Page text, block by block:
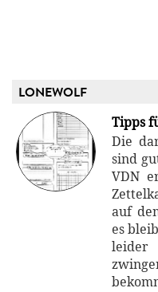
LONEWOLF
Tipps
Die
sind
VDN
auf
es
leider